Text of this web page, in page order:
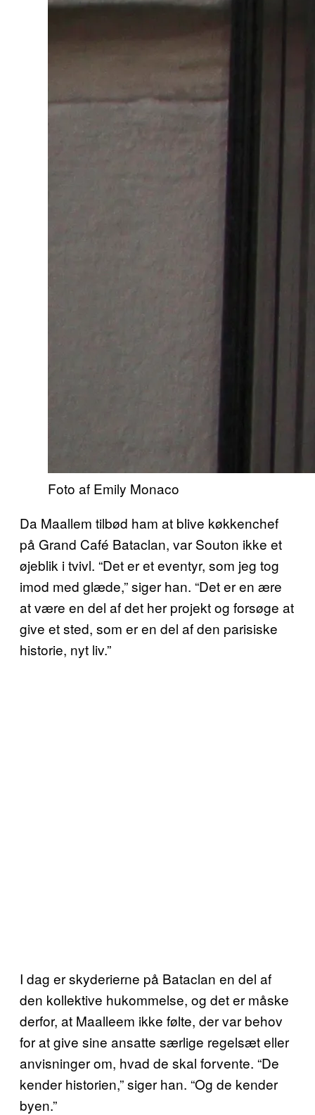
Foto af Emily Monaco
Da Maallem tilbød ham at blive køkkenchef
på Grand Café Bataclan, var Souton ikke et
øjeblik i tvivl. “Det er et eventyr, som jeg tog
imod med glæde,” siger han. “Det er en ære
at være en del af det her projekt og forsøge at
give et sted, som er en del af den parisiske
historie, nyt liv.”
I dag er skyderierne på Bataclan en del af
den kollektive hukommelse, og det er måske
derfor, at Maalleem ikke følte, der var behov
for at give sine ansatte særlige regelsæt eller
anvisninger om, hvad de skal forvente. “De
kender historien,” siger han. “Og de kender
byen.”